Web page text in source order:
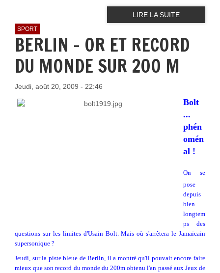
LIRE LA SUITE
SPORT
BERLIN - OR ET RECORD
DU MONDE SUR 200 M
Jeudi, août 20, 2009 - 22:46
Bolt
...
phén
omén
al !
On se
pose
depuis
bien
longtem
ps des
questions sur les limites d'Usain Bolt. Mais où s'arrêtera le Jamaïcain
supersonique ?
Jeudi, sur la piste bleue de Berlin, il a montré qu'il pouvait encore faire
mieux que son record du monde du 200m obtenu l'an passé aux Jeux de